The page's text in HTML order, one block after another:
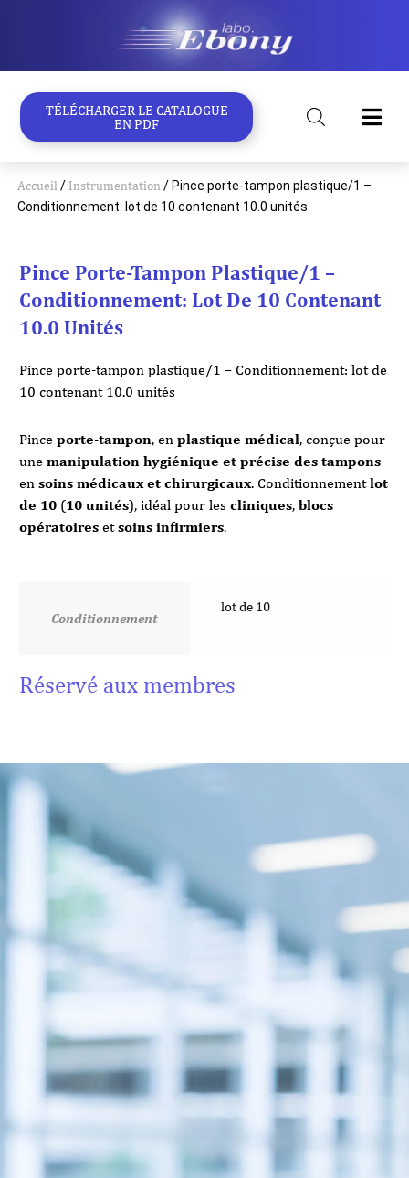
TÉLÉCHARGER LE CATALOGUE
EN PDF
Accueil / Instrumentation / Pince porte-tampon plastique/1 –
Conditionnement: lot de 10 contenant 10.0 unités
Pince Porte-Tampon Plastique/1 –
Conditionnement: Lot De 10 Contenant
10.0 Unités
Pince porte-tampon plastique/1 – Conditionnement: lot de
10 contenant 10.0 unités
Pince porte-tampon, en plastique médical, conçue pour
une manipulation hygiénique et précise des tampons
en soins médicaux et chirurgicaux. Conditionnementlot
de 10 (10 unités), idéal pour les cliniques, blocs
opératoires etsoins infirmiers.
Conditionnement
lot de 10
Réservé aux membres